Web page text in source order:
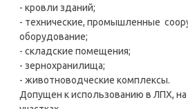
- кровли зданий;
- технические, промышленные
оборудование;
- складские помещения;
- зернохранилища;
- животноводческие комплексы.
Допущен к использованию в ЛПХ,